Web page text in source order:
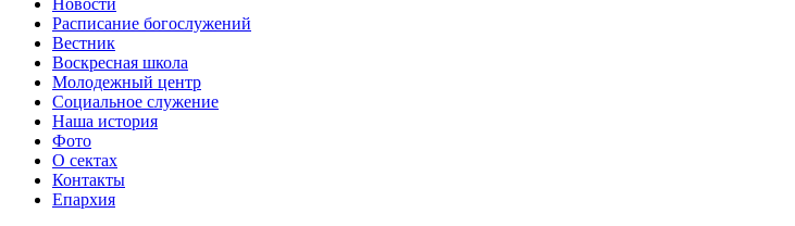
Новости
Расписание богослужений
Вестник
Воскресная школа
Молодежный центр
Социальное служение
Наша история
Фото
О сектах
Контакты
Епархия